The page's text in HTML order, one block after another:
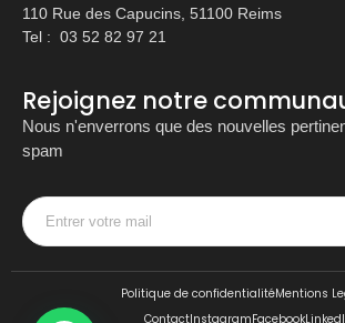
110 Rue des Capucins, 51100 Reims
Tel : 03 52 82 97 21
Rejoignez notre
Nous n'enverrons que des nouvelles
spam
Politique de confidentialitéMentions
ContactInstagramFacebook